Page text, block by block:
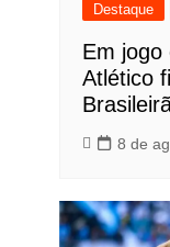
Destaque
Em jogo
Atlético
8 de